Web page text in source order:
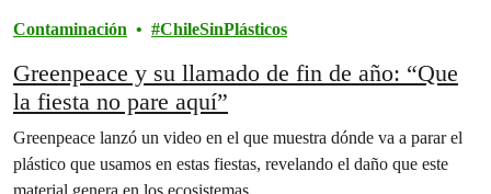
Contaminación ChileSinPlásticos
Greenpeace y su llamado de fin de año: “Que
la fiesta no pare aquí”
Greenpeace lanzó un video en el que muestra dónde va a parar el
plástico que usamos en estas fiestas, revelando el daño que este
material genera en los ecosistemas.